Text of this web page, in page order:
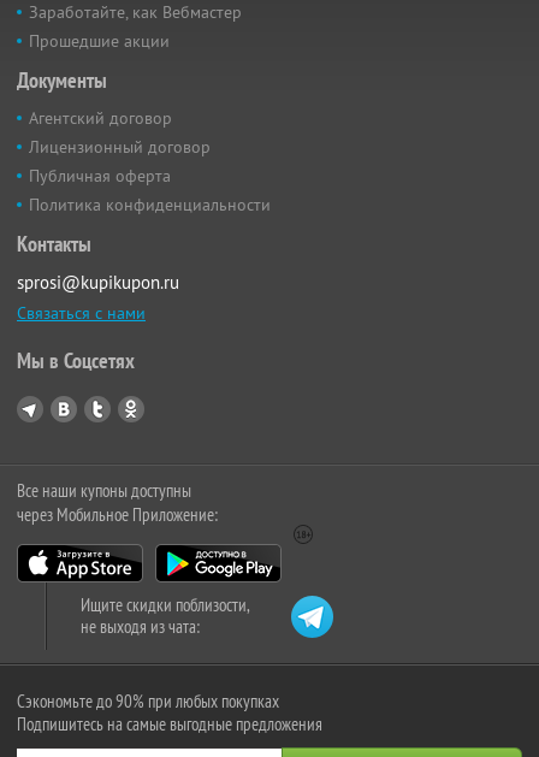
Заработайте, как Вебмастер
Прошедшие акции
Документы
Агентский договор
Лицензионный договор
Публичная оферта
Политика конфиденциальности
Контакты
sprosi@kupikupon.ru
Связаться с нами
Мы в Соцсетях
Все наши купоны доступны
через Мобильное Приложение:
Ищите скидки поблизости,
не выходя из чата:
Сэкономьте до 90% при любых покупках
Подпишитесь на самые выгодные предложения